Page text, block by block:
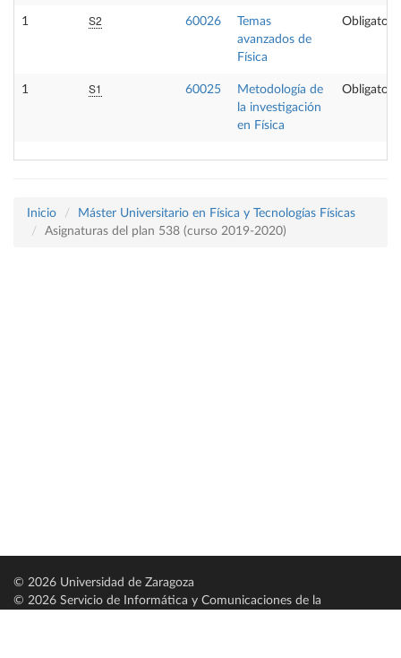
1 S2 60026
Temas
avanzados de
Física
Obligatoria
1 S1 60025
Metodología de
la investigación
en Física
Obligatoria
Inicio
Máster Universitario en Física y Tecnologías Físicas
Asignaturas del plan 538 (curso 2019-2020)
© 2026 Universidad de Zaragoza
© 2026 Servicio de Informática y Comunicaciones de la